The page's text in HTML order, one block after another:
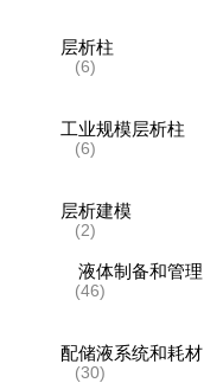
层析柱
(6)
工业规模层析柱
(6)
层析建模
(2)
液体制备和管理
(46)
配储液系统和耗材
(30)